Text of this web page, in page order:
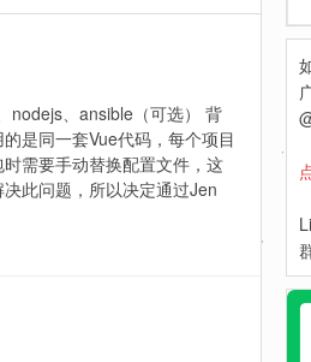
OpenNebula Website-Data
Nextcloud
hpe
nodejs、ansible（可选） 背
是同一套Vue代码，每个项目
需要手动替换配置文件，这
此问题，所以决定通过Jen
索